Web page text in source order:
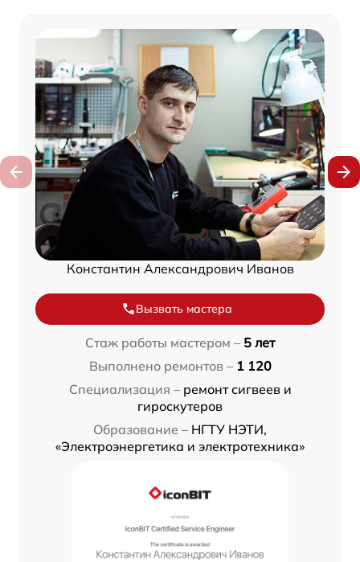
Константин Александрович Иванов
Вызвать мастера
Стаж работы мастером – 5 лет
Выполнено ремонтов – 1 120
Специализация – ремонт сигвеев и
гироскутеров
Образование – НГТУ НЭТИ,
«Электроэнергетика и электротехника»